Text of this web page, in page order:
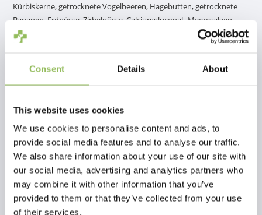
Consent Details About
This website uses cookies
We use cookies to personalise content and ads, to
provide social media features and to analyse our traffic.
We also share information about your use of our site with
our social media, advertising and analytics partners who
may combine it with other information that you’ve
provided to them or that they’ve collected from your use
of their services.
Kürbiskerne, getrocknete Vogelbeeren, Hagebutten, getrocknete
Bananen, Erdnüsse, Zirbelnüsse, Calciumgluconat, Meeresalgen.
Analytische Bestandteile
Die Tagesdosis des Futters RIO für Papageien beträgt 40-50 g.
Lesen Sie mehr
Ergänzende Produkte